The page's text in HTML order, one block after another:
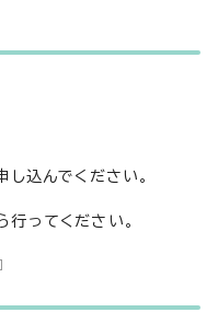
込んでください。
行ってください。